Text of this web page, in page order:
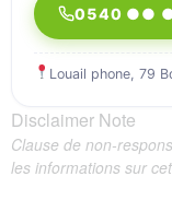
0540 ●●
Louail phone, 79
Disclaimer Note
Clause de non-
les informations sur